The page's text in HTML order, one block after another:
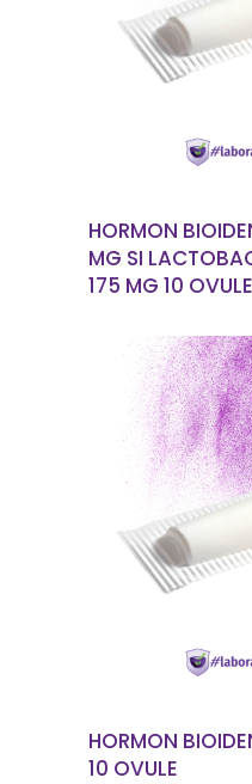
HORMON
MG SI
175 MG 10 OVULE
HORMON
10 OVULE